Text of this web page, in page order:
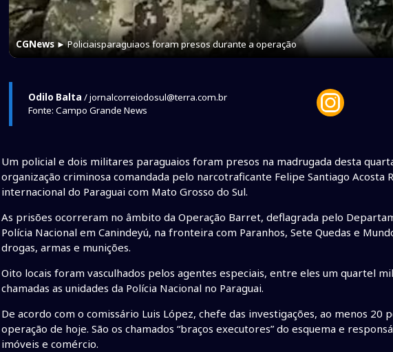
CGNews► Policiaisparaguiaos foram presos durante a operação
Odilo Balta / jornalcorreiodosul@terra.com.br
Fonte: Campo Grande News
Um policial e dois militares paraguaios foram presos na madrugada desta
organização criminosa comandada pelo narcotraficante Felipe Santiago Acosta
internacional do Paraguai com Mato Grosso do Sul.
As prisões ocorreram no âmbito da Operação Barret, deflagrada pelo
Polícia Nacional em Canindeyú, na fronteira com Paranhos, Sete Quedas e
drogas, armas e munições.
Oito locais foram vasculhados pelos agentes especiais, entre eles um quartel
chamadas as unidades da Polícia Nacional no Paraguai.
De acordo com o comissário Luis López, chefe das investigações, ao menos 20
operação de hoje. São os chamados “braços executores” do esquema e
imóveis e comércio.